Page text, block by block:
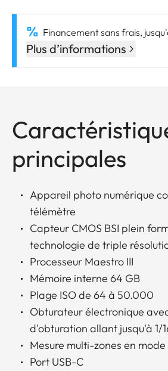
Financement sans frais,
Plus d’informations
principales
Appareil photo numérique
télémètre
Capteur CMOS BSI plein
technologie de triple
Processeur Maestro III
Mémoire interne 64 GB
Plage ISO de 64 à 50.000
Obturateur électronique
d'obturation allant jusqu'à 1/
Mesure multi-zones en
Port USB-C